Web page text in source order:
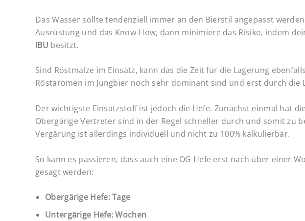
Das Wasser sollte tendenziell immer an den Bierstil angepasst
Ausrüstung und das Know-How, dann minimiere das Risiko, indem
IBU besitzt.
Sind Röstmalze im Einsatz, kann das die Zeit für die Lagerung
Röstaromen im Jungbier noch sehr dominant sind und erst durch die
Der wichtigste Einsatzstoff ist jedoch die Hefe. Zunächst einmal hat
Obergärige Vertreter sind in der Regel schneller durch und somit zu
Vergärung ist allerdings individuell und nicht zu 100% kalkulierbar.
So kann es passieren, dass auch eine OG Hefe erst nach über einer
gesagt werden:
Obergärige Hefe: Tage
Untergärige Hefe: Wochen